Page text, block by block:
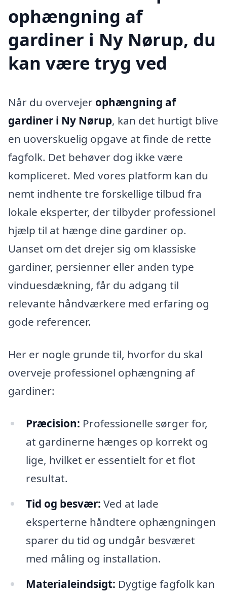
ophængning af
gardiner i Ny Nørup, du
kan være tryg ved
Når du overvejer ophængning af
gardiner i Ny Nørup, kan det hurtigt blive
en uoverskuelig opgave at finde de rette
fagfolk. Det behøver dog ikke være
kompliceret. Med vores platform kan du
nemt indhente tre forskellige tilbud fra
lokale eksperter, der tilbyder professionel
hjælp til at hænge dine gardiner op.
Uanset om det drejer sig om klassiske
gardiner, persienner eller anden type
vinduesdækning, får du adgang til
relevante håndværkere med erfaring og
gode referencer.
Her er nogle grunde til, hvorfor du skal
overveje professionel ophængning af
gardiner:
Præcision: Professionelle sørger for,
at gardinerne hænges op korrekt og
lige, hvilket er essentielt for et flot
resultat.
Tid og besvær: Ved at lade
eksperterne håndtere ophængningen
sparer du tid og undgår besværet
med måling og installation.
Materialeindsigt: Dygtige fagfolk kan